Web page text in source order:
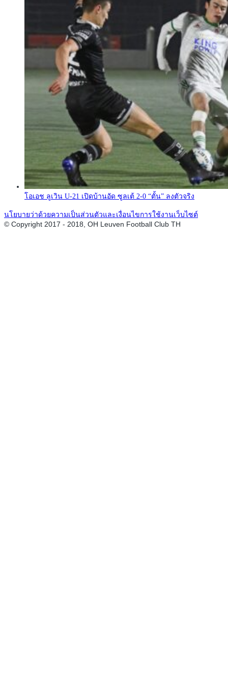
โอเอช ลูเวิน U-21 เปิดบ้านอัด ซูลเต้ 2-0 “ตั้น” ลงตัวจริง
นโยบายว่าด้วยความเป็นส่วนตัวและเงื่อนไขการใช้งานเว็บไซต์
© Copyright 2017 - 2018, OH Leuven Football Club TH